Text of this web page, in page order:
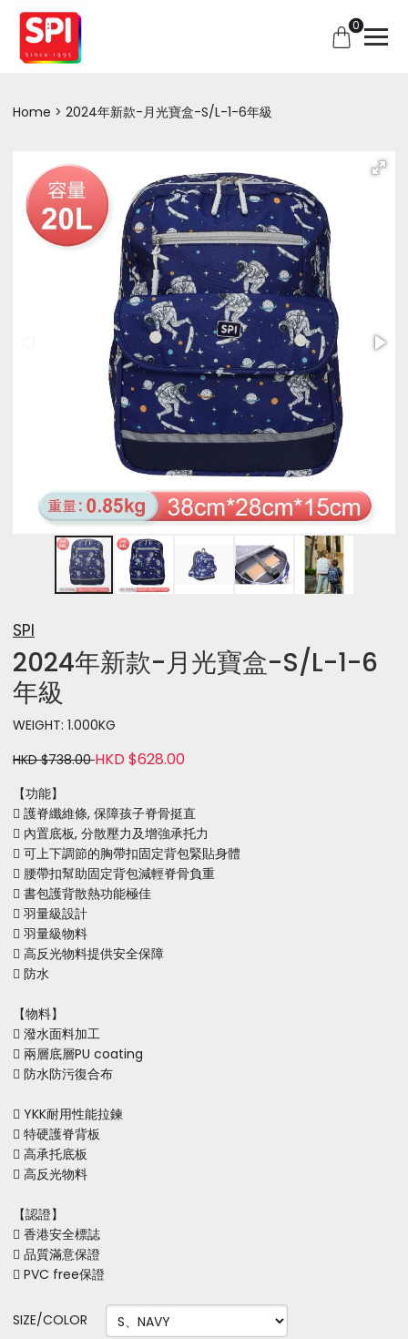
0
Home 2024年新款-月光寶盒-S/L-1-6年級
SPI
2024年新款-月光寶盒-S/L-1-6
年級
WEIGHT: 1.000KG
HKD $738.00HKD $628.00
【功能】
 護脊纖維條, 保障孩子脊骨挺直
 內置底板, 分散壓力及增強承托力
 可上下調節的胸帶扣固定背包緊貼身體
 腰帶扣幫助固定背包減輕脊骨負重
 書包護背散熱功能極佳
 羽量級設計
 羽量級物料
 高反光物料提供安全保障
 防水
【物料】
 潑水面料加工
 兩層底層PU coating
 防水防污復合布
 YKK耐用性能拉鍊
 特硬護脊背板
 高承托底板
 高反光物料
【認證】
 香港安全標誌
 品質滿意保證
 PVC free保證
SIZE/COLOR